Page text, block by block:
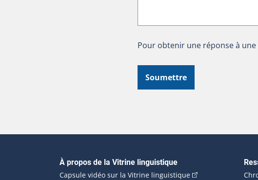
Pour obtenir une réponse à
Soumettre
Navigation principale
À propos de la Vitrine linguistique
Capsule vidéo sur la Vitrine linguistique(Cet hyperlien